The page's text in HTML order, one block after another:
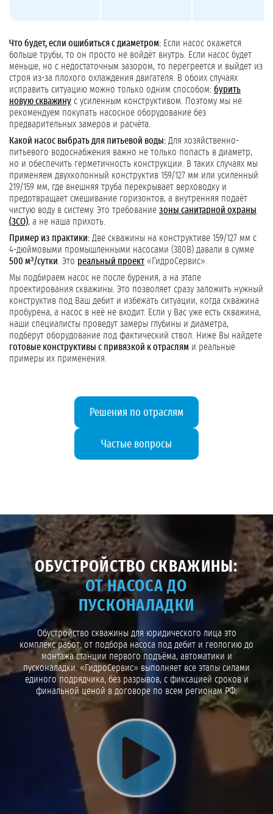
Что будет, если ошибиться с диаметром: Если насос окажется
больше трубы, то он просто не войдёт внутрь. Если насос будет
меньше, но с недостаточным зазором, то перегреется и выйдет из
строя из-за плохого охлаждения двигателя. В обоих случаях
исправить ситуацию можно только одним способом: бурить
новую скважину с усиленным конструктивом. Поэтому мы не
рекомендуем покупать насосное оборудование без
предварительных замеров и расчёта.
Какой насос выбрать для питьевой воды: Для хозяйственно-
питьевого водоснабжения важно не только попасть в диаметр,
но и обеспечить герметичность конструкции. В таких случаях мы
применяем двухколонный конструктив 159/127 мм или усиленный
219/159 мм, где внешняя труба перекрывает верховодку и
предотвращает смешивание горизонтов, а внутренняя подаёт
чистую воду в систему. Это требование зоны санитарной охраны
(ЗСО), а не наша прихоть.
Пример из практики: Две скважины на конструктиве 159/127 мм с
4-дюймовыми промышленными насосами (380В) давали в сумме
500 м³/сутки . Это реальный проект «ГидроСервис».
Мы подбираем насос не после бурения, а на этапе
проектирования скважины. Это позволяет сразу заложить нужный
конструктив под Ваш дебит и избежать ситуации, когда скважина
пробурена, а насос в неё не входит. Если у Вас уже есть скважина,
наши специалисты проведут замеры глубины и диаметра,
подберут оборудование под фактический ствол. Ниже Вы найдете
готовые конструктивы с привязкой к отраслям и реальные
примеры их применения.
Решения по отраслям
Частые вопросы
ОБУСТРОЙСТВО СКВАЖИНЫ:
ОТ НАСОСА ДО
ПУСКОНАЛАДКИ
Обустройство скважины для юридического лица это
комплекс работ: от подбора насоса под дебит и геологию до
монтажа станции первого подъёма, автоматики и
пусконаладки. «ГидроСервис» выполняет все этапы силами
единого подрядчика, без разрывов, с фиксацией сроков и
финальной ценой в договоре по всем регионам РФ.
Воспроизвести видео